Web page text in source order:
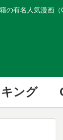
箱の有名人気漫画
ング